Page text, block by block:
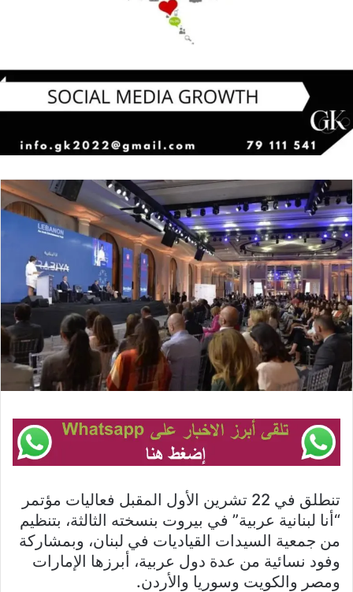
تنطلق في 22 تشرين الأول المقبل فعاليات مؤتمر
“أنا لبنانية عربية” في بيروت بنسخته الثالثة، بتنظيم
من جمعية السيدات القياديات في لبنان، وبمشاركة
وفود نسائية من عدة دول عربية، أبرزها الإمارات
ومصر والكويت وسوريا والأردن.